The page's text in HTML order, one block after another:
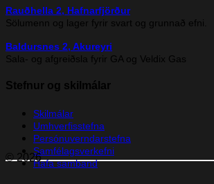
Rauðhella 2, Hafnarfjörður
Sölumenn og lager fyrir svart og grunnað efni.
Baldursnes 2, Akureyri
Sala- og afgreiðsla fyrir GA og Veldix Gas
Stefnur og skilmálar
Skilmálar
Umhverfisstefna
Persónuverndarstefna
Samfélagsverkefni
Hafa samband
© 2026